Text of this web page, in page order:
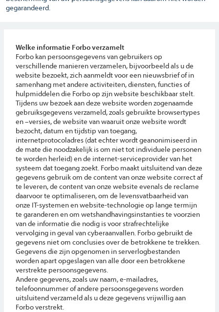
gegarandeerd.
Welke informatie Forbo verzamelt
Forbo kan persoonsgegevens van gebruikers op
verschillende manieren verzamelen, bijvoorbeeld als u de
website bezoekt, zich aanmeldt voor een nieuwsbrief of in
samenhang met andere activiteiten, diensten, functies of
hulpmiddelen die Forbo op zijn website beschikbaar stelt.
Tijdens uw bezoek aan deze website worden zogenaamde
gebruiksgegevens verzameld, zoals gebruikte browsertypes
en –versies, de website van waaruit onze website wordt
bezocht, datum en tijdstip van toegang,
internetprotocoladres (dat echter wordt geanonimiseerd in
de mate die noodzakelijk is om niet tot individuele personen
te worden herleid) en de internet-serviceprovider van het
systeem dat toegang zoekt. Forbo maakt uitsluitend van deze
gegevens gebruik om de content van onze website correct af
te leveren, de content van onze website evenals de reclame
daarvoor te optimaliseren, om de levensvatbaarheid van
onze IT-systemen en website-technologie op lange termijn
te garanderen en om wetshandhavingsinstanties te voorzien
van de informatie die nodig is voor strafrechtelijke
vervolging in geval van cyberaanvallen. Forbo gebruikt de
gegevens niet om conclusies over de betrokkene te trekken.
Gegevens die zijn opgenomen in serverlogbestanden
worden apart opgeslagen van alle door een betrokkene
verstrekte persoonsgegevens.
Andere gegevens, zoals uw naam, e-mailadres,
telefoonnummer of andere persoonsgegevens worden
uitsluitend verzameld als u deze gegevens vrijwillig aan
Forbo verstrekt.